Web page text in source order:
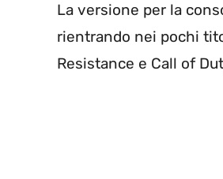
La versione per la
rientrando nei pochi
Resistance e Call of